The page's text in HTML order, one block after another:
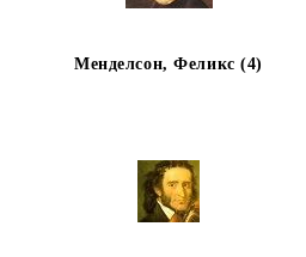
Менделсон, Феликс (4)